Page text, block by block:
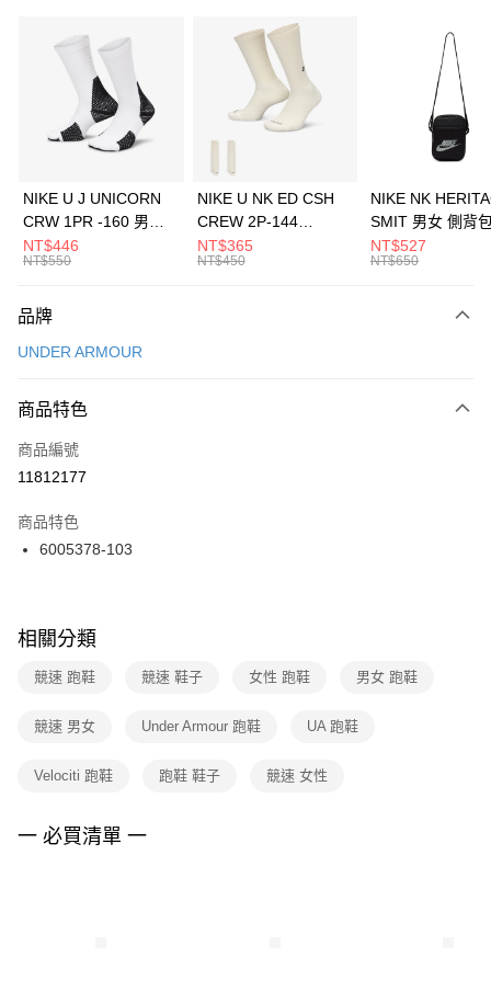
3 期 0 利率 每期 21家銀行
合作金庫商業銀行
第一商業銀行
華南商業銀行
彰化商業銀行
上海商業儲蓄銀行
元大商業銀行
台灣樂天信用卡公司
Apple Pay
全盈+PAY
AFTEE先享後付
【關於「AFTEE先享後付」】
便利好安心！
３．安心：先確認商品／服務後，再付款。
【「AFTEE先享後付」結帳流程】
１．於結帳方式選擇「AFTEE先享後付」後，將跳轉至「AFTEE先享後付」
２．訂單成立數日內，您將收到繳費通知簡訊。
３．收到繳費通知簡訊後14天內，點擊此簡訊中的連結，可透過四大超商／
ATM／網路銀行／等多元方式進行付款，方視為交易完成。
※ 交易是否成功請以「AFTEE先享後付 」之結帳頁面顯示為準，若有關於
是否繳費成功／繳費後需取消欲退款等相關疑問，請聯繫「AFTEE先享後付
客戶支援中心」
https://netprotections.freshdesk.com/support/home
１．透過由恩沛科技股份有限公司提供之「AFTEE先享後付」服務完成之交
權轉讓予恩沛科技股份有限公司。
３．未成年的使用者請事先徵得法定代理人或監護人之同意方可使用
「AFTEE先享後付」，若未經同意申辦者引起之損失，本公司不負相關責
運送方式
每筆NT$100，滿NT$1,500(含以上)免運費
宅配
每筆NT$100，滿NT$1,500(含以上)免運費
付款後門市自取
每筆NT$100，滿NT$1,500(含以上)免運費
NIKE U J UNICORN
CRW 1PR -160 男女
中統襪 FZ3393100
NT$446
NT$550
NIKE U NK ED CSH
CREW 2P-144
EMBRDY 男女 短統襪
FZ3073133
NT$365
NT$450
NIKE NK
SMIT 男女 側背
BA5871010
NT$527
NT$650
品牌
UNDER ARMOUR
商品特色
商品編號
11812177
商品特色
6005378-103
相關分類
競速 跑鞋 競速 鞋子 女性 跑鞋 男女 跑鞋
競速 男女 Under Armour 跑鞋 UA 跑鞋
Velociti 跑鞋 跑鞋 鞋子 競速 女性
一 必買清單 一